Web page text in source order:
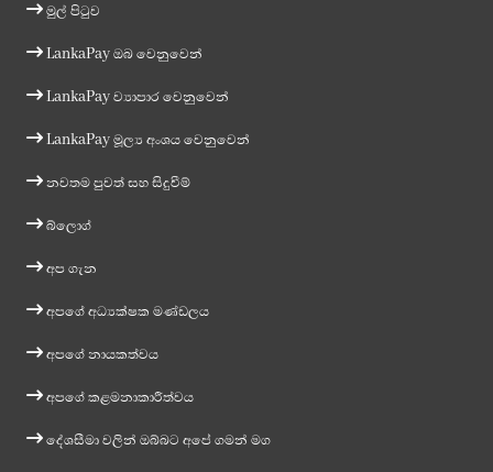
මුල් පිටුව
LankaPay ඔබ වෙනුවෙන්
LankaPay ව්‍යාපාර වෙනුවෙන්
LankaPay මූල්‍ය අංශය වෙනුවෙන්
නවතම පුවත් සහ සිදුවීම්
බ්ලොග්
අප ගැන
අපගේ අධ්‍යක්ෂක මණ්ඩලය
අපගේ නායකත්වය
අපගේ කළමනාකාරීත්වය
දේශසීමා වලින් ඔබ්බට අපේ ගමන් මග